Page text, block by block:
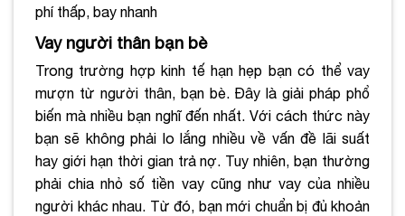
phí thấp, bay nhanh
Vay người thân bạn bè
Trong trường hợp kinh tế hạn hẹp bạn có thể vay
mượn từ người thân, bạn bè. Đây là giải pháp phổ
biến mà nhiều bạn nghĩ đến nhất. Với cách thức này
bạn sẽ không phải lo lắng nhiều về vấn đề lãi suất
hay giới hạn thời gian trả nợ. Tuy nhiên, bạn thường
phải chia nhỏ số tiền vay cũng như vay của nhiều
người khác nhau. Từ đó, bạn mới chuẩn bị đủ khoản